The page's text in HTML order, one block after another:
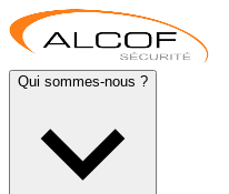
Qui sommes-nous ?